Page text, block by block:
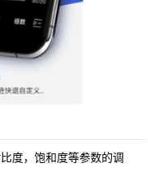
度，饱和度等参数的调